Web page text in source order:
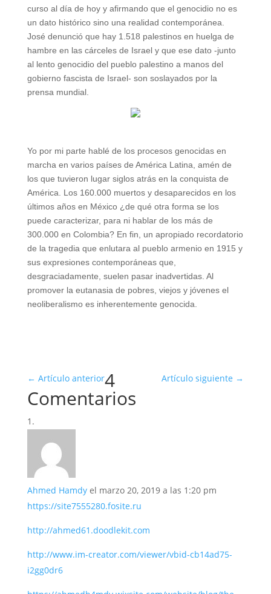
curso al día de hoy y afirmando que el genocidio no es
un dato histórico sino una realidad contemporánea.
José denunció que hay 1.518 palestinos en huelga de
hambre en las cárceles de Israel y que ese dato -junto
al lento genocidio del pueblo palestino a manos del
gobierno fascista de Israel- son soslayados por la
prensa mundial.
Yo por mi parte hablé de los procesos genocidas en
marcha en varios países de América Latina, amén de
los que tuvieron lugar siglos atrás en la conquista de
América. Los 160.000 muertos y desaparecidos en los
últimos años en México ¿de qué otra forma se los
puede caracterizar, para ni hablar de los más de
300.000 en Colombia? En fin, un apropiado recordatorio
de la tragedia que enlutara al pueblo armenio en 1915 y
sus expresiones contemporáneas que,
desgraciadamente, suelen pasar inadvertidas. Al
promover la eutanasia de pobres, viejos y jóvenes el
neoliberalismo es inherentemente genocida.
← Artículo anterior Artículo siguiente →
4
Comentarios
Ahmed Hamdy el marzo 20, 2019 a las 1:20 pm
https://site7555280.fosite.ru
http://ahmed61.doodlekit.com
http://www.im-creator.com/viewer/vbid-cb14ad75-
i2gg0dr6